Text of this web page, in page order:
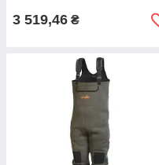
3 519,46 ₴